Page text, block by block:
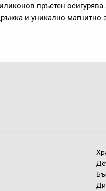
пръстен осигурява
и уникално магнитно